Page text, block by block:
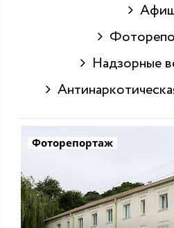
Надзорные
Фоторепортаж